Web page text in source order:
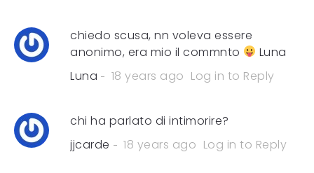
chiedo scusa, nn voleva essere
anonimo, era mio il commnto
Luna
Luna
18 years ago Log in to Reply
chi ha parlato di intimorire?
jjcarde
18 years ago Log in to Reply